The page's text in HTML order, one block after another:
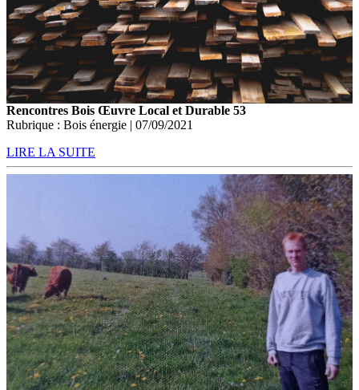
Rencontres Bois Œuvre Local et Durable 53
Rubrique : Bois énergie | 07/09/2021
LIRE LA SUITE